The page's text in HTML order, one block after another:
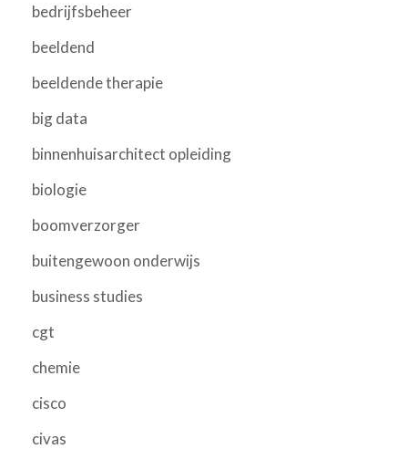
bedrijfsbeheer
beeldend
beeldende therapie
big data
binnenhuisarchitect opleiding
biologie
boomverzorger
buitengewoon onderwijs
business studies
cgt
chemie
cisco
civas